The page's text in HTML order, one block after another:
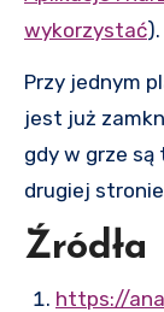
wykorzystać).
Przy jednym
jest już
gdy w grze są
drugiej
Źródła
https://